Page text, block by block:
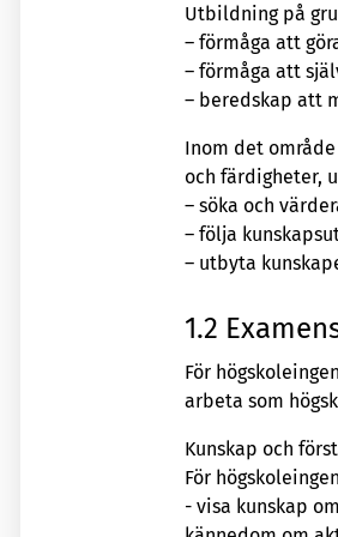
Utbildning på
– förmåga att
– förmåga att
– beredskap att
Inom det
och färdigheter,
– söka och
– följa
– utbyta
1.2
För
arbeta som
Kunskap och
För
- visa kunskap